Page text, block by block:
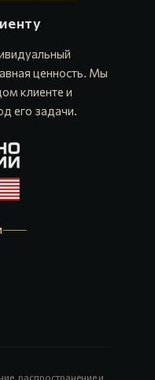
ценность. Мы
клиенте и
его задачи.
распространение и